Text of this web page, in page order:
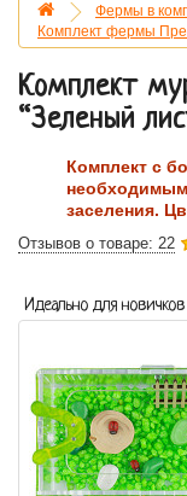
Фермы в
Комплект фермы
Комплект
“Зеленый
Комплект с
заселения.
Отзывов о товаре: 22
Идеально для новичков